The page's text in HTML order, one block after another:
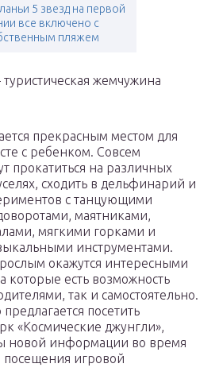
5 звезд на первой
все включено с
пляжем
жемчужина
прекрасным местом для
с ребенком. Совсем
прокатиться на различных
сходить в дельфинарий и
с танцующими
маятниками,
мягкими горками и
инструментами.
окажутся интересными
которые есть возможность
так и самостоятельно.
посетить
«Космические джунгли»,
новой информации во время
посещения игровой